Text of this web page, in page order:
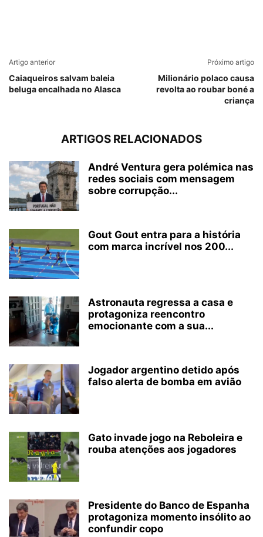
Artigo anterior
Caiaqueiros salvam baleia
beluga encalhada no Alasca
Próximo artigo
Milionário polaco causa
revolta ao roubar boné a
criança
ARTIGOS RELACIONADOS
André Ventura gera polémica nas
redes sociais com mensagem
sobre corrupção...
Gout Gout entra para a história
com marca incrível nos 200...
Astronauta regressa a casa e
protagoniza reencontro
emocionante com a sua...
Jogador argentino detido após
falso alerta de bomba em avião
Gato invade jogo na Reboleira e
rouba atenções aos jogadores
Presidente do Banco de Espanha
protagoniza momento insólito ao
confundir copo